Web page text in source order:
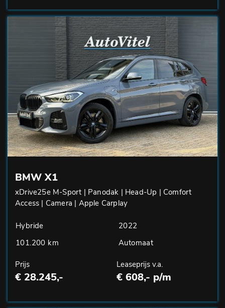
BMW X1
xDrive25e M-Sport | Panodak | Head-Up | Comfort
Access | Camera | Apple Carplay
Hybride
2022
101.200 km
Automaat
Prijs
€ 28.245,-
Leaseprijs v.a.
€ 608,- p/m